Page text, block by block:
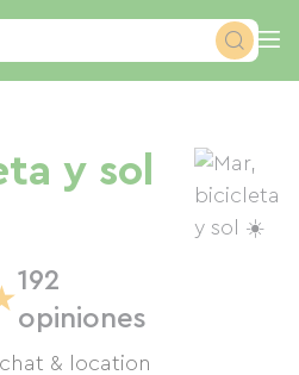
y sol
192
opiniones
& location